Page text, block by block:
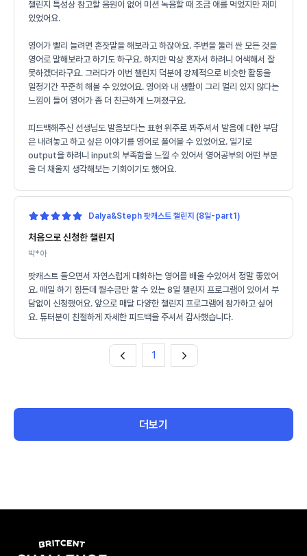
챌린지 특성상 참고할 음원이 없어 미션 녹음할 때 조금 애를 먹었지만 재미
있었어요.
영어가 빨리 늘려면 혼잣말을 해보라고 하잖아요. 주변을 둘러 싼 모든 것을
영어로 말해보라고 하기도 하구요. 하지만 막상 혼자서 하려니 어색해서 잘
못하겠더라구요. 그러다가 이번 챌린지 덕분에 강제적으로 비슷한 활동을
일정기간 꾸준히 해볼 수 있었어요. 영어와 내 생활이 그리 멀리 있지 않다는
느낌이 들어 영어가 좀 더 친근하게 느껴졌구요.
피드백해주신 선생님도 발음보다는 표현 위주로 봐주셔서 발음에 대한 부담
은 내려놓고 하고 싶은 이야기를 영어로 풀어볼 수 있었어요. 일기로
output을 하려니 input의 부족함을 느낄 수 있어서 영어공부의 어떤 부분
을 더 채울지 생각해보는 기회이기도 했어요.
Dalya&Steph 팟캐스트 챌린지 (8일-part1)
처음으로 신청한 챌린지
박*아
팟캐스트 들으면서 자연스럽게 대화하는 영어를 배울 수있어서 정말 좋았어
요. 매일 하기 힘든데 월수금만 할 수 있는 8일 챌린지 프로그램이 있어서 부
담없이 신청했어요. 앞으로 매달 다양한 챌린지 프로그램에 참가하고 싶어
요. 튜터분이 친절하게 자세한 피드백을 주셔서 감사했습니다.
1
더보기